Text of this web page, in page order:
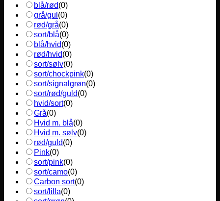
blå/rød(0)
grå/gul (0)
rød/grå(0)
sort/blå(0)
blå/hvid(0)
rød/hvid(0)
sort/sølv(0)
sort/chockpink(0)
sort/signalgrøn(0)
sort/rød/guld(0)
hvid/sort(0)
Grå(0)
Hvid m. blå(0)
Hvid m. sølv(0)
rød/guld(0)
Pink(0)
sort/pink(0)
sort/camo(0)
Carbon sort(0)
sort/lilla(0)